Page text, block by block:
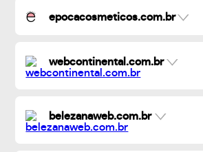
epocacosmeticos.com.br
webcontinental.com.br
belezanaweb.com.br